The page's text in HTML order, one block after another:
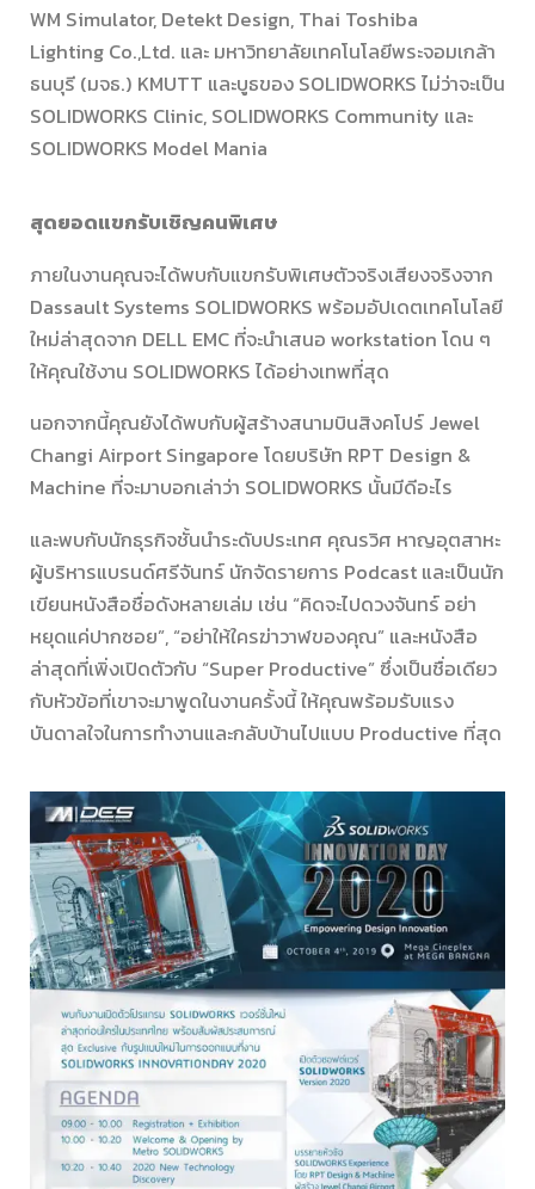
WM Simulator, Detekt Design, Thai Toshiba
Lighting Co.,Ltd. และ มหาวิทยาลัยเทคโนโลยีพระจอมเกล้า
ธนบุรี (มจธ.) KMUTT และบูธของ SOLIDWORKS ไม่ว่าจะเป็น
SOLIDWORKS Clinic, SOLIDWORKS Community และ
SOLIDWORKS Model Mania
สุดยอดแขกรับเชิญคนพิเศษ
ภายในงานคุณจะได้พบกับแขกรับพิเศษตัวจริงเสียงจริงจาก
Dassault Systems SOLIDWORKS พร้อมอัปเดตเทคโนโลยี
ใหม่ล่าสุดจาก DELL EMC ที่จะนำเสนอ workstation โดน ๆ
ให้คุณใช้งาน SOLIDWORKS ได้อย่างเทพที่สุด
นอกจากนี้คุณยังได้พบกับผู้สร้างสนามบินสิงคโปร์ Jewel
Changi Airport Singapore โดยบริษัท RPT Design &
Machine ที่จะมาบอกเล่าว่า SOLIDWORKS นั้นมีดีอะไร
และพบกับนักธุรกิจชั้นนำระดับประเทศ คุณรวิศ หาญอุตสาหะ
ผู้บริหารแบรนด์ศรีจันทร์ นักจัดรายการ Podcast และเป็นนัก
เขียนหนังสือชื่อดังหลายเล่ม เช่น “คิดจะไปดวงจันทร์ อย่า
หยุดแค่ปากซอย”, “อย่าให้ใครฆ่าวาฬของคุณ” และหนังสือ
ล่าสุดที่เพิ่งเปิดตัวกับ “Super Productive” ซึ่งเป็นชื่อเดียว
กับหัวข้อที่เขาจะมาพูดในงานครั้งนี้ ให้คุณพร้อมรับแรง
บันดาลใจในการทำงานและกลับบ้านไปแบบ Productive ที่สุด